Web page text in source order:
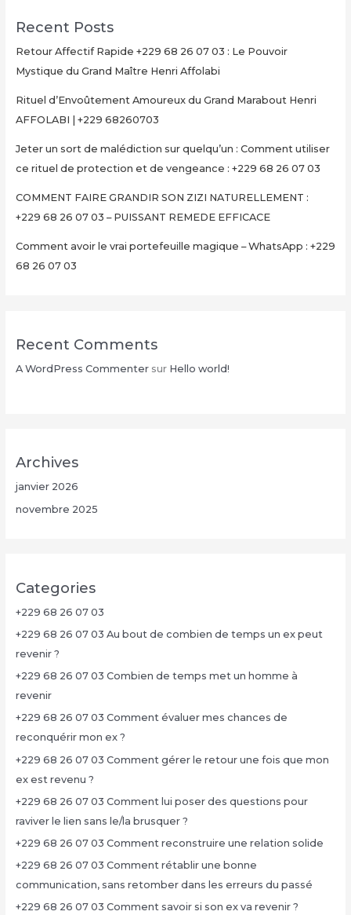
REMEDE
EFFICACE
Recent Posts
Retour Affectif Rapide +229 68 26 07 03 : Le Pouvoir
Mystique du Grand Maître Henri Affolabi
Rituel d’Envoûtement Amoureux du Grand Marabout Henri
AFFOLABI | +229 68260703
Jeter un sort de malédiction sur quelqu’un : Comment utiliser
ce rituel de protection et de vengeance : +229 68 26 07 03
COMMENT FAIRE GRANDIR SON ZIZI NATURELLEMENT :
+229 68 26 07 03 – PUISSANT REMEDE EFFICACE
Comment avoir le vrai portefeuille magique – WhatsApp : +229
68 26 07 03
Recent Comments
A WordPress Commentersur Hello world!
Archives
janvier 2026
novembre 2025
Categories
+229 68 26 07 03
+229 68 26 07 03 Au bout de combien de temps un ex peut
revenir ?
+229 68 26 07 03 Combien de temps met un homme à
revenir
+229 68 26 07 03 Comment évaluer mes chances de
reconquérir mon ex ?
+229 68 26 07 03 Comment gérer le retour une fois que mon
ex est revenu ?
+229 68 26 07 03 Comment lui poser des questions pour
raviver le lien sans le/la brusquer ?
+229 68 26 07 03 Comment reconstruire une relation solide
+229 68 26 07 03 Comment rétablir une bonne
communication, sans retomber dans les erreurs du passé
+229 68 26 07 03 Comment savoir si son ex va revenir ?